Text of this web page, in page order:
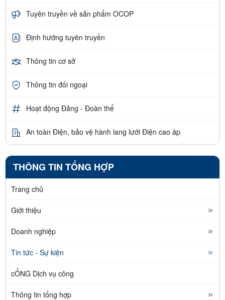
Tuyên truyền về sản phẩm OCOP
Định hướng tuyên truyền
Thông tin cơ sở
Thông tin đối ngoại
Hoạt động Đảng - Đoàn thể
An toàn Điện, bảo vệ hành lang lưới Điện cao áp
THÔNG TIN TỔNG HỢP
Trang chủ
Giới thiệu
Doanh nghiệp
Tin tức - Sự kiện
cỔNG Dịch vụ công
Thông tin tổng hợp